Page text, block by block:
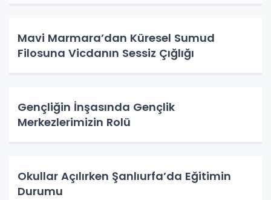
Mavi Marmara’dan Küresel Sumud
Filosuna Vicdanın Sessiz Çığlığı
Gençliğin İnşasında Gençlik
Merkezlerimizin Rolü
Okullar Açılırken Şanlıurfa’da Eğitimin
Durumu